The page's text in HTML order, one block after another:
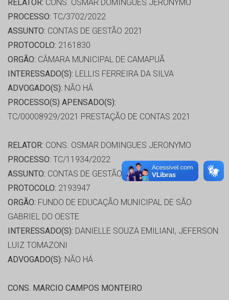
RELATOR: CONS. OSMAR DOMINGUES JERONYMO
PROCESSO: TC/3702/2022
ASSUNTO: CONTAS DE GESTÃO 2021
PROTOCOLO: 2161830
ORGÃO: CÂMARA MUNICIPAL DE CAMAPUÃ
INTERESSADO(S): LELLIS FERREIRA DA SILVA
ADVOGADO(S): NÃO HÁ
PROCESSO(S) APENSADO(S):
TC/00008929/2021 PRESTAÇÃO DE CONTAS 2021
RELATOR: CONS. OSMAR DOMINGUES JERONYMO
PROCESSO: TC/11934/2022
ASSUNTO: CONTAS DE GESTÃO 2021
PROTOCOLO: 2193947
ORGÃO: FUNDO DE EDUCAÇÃO MUNICIPAL DE SÃO
GABRIEL DO OESTE
INTERESSADO(S): DANIELLE SOUZA EMILIANI, JEFERSON
LUIZ TOMAZONI
ADVOGADO(S): NÃO HÁ
CONS. MARCIO CAMPOS MONTEIRO